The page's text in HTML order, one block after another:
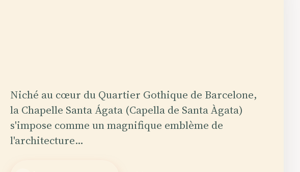
Niché au cœur du Quartier Gothique de Barcelone,
la Chapelle Santa Ágata (Capella de Santa Àgata)
s'impose comme un magnifique emblème de
l'architecture…